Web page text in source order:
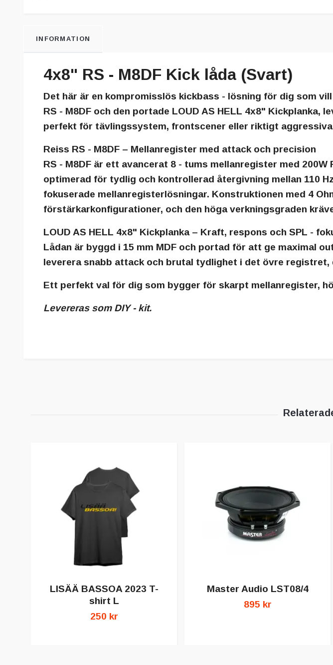
INFORMATION
4x8" RS - M8DF Kick låda (Svart)
Det här är en kompromisslös kickbass - lösning för dig som
RS - M8DF och den portade LOUD AS HELL 4x8" Kickplanka,
perfekt för tävlingssystem, frontscener eller riktigt
Reiss RS - M8DF – Mellanregister med attack och precision
RS - M8DF är ett avancerat 8 - tums mellanregister med 200W
optimerad för tydlig och kontrollerad återgivning mellan 110
fokuserade mellanregisterlösningar. Konstruktionen med 4
förstärkarkonfigurationer, och den höga verkningsgraden
LOUD AS HELL 4x8" Kickplanka – Kraft, respons och SPL -
Lådan är byggd i 15 mm MDF och portad för att ge maximal
levererasnabb attack och brutal tydlighet i det övre registret,
Ett perfekt val för dig som bygger för skarpt mellanregister,
Levereras som DIY - kit.
LISÄÄ BASSOA 2023 T-
shirt L
250 kr
Master Audio LST08/4
895 kr